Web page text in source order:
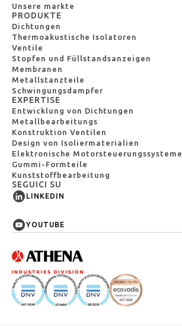
Unsere markte
PRODUKTE
Dichtungen
Thermoakustische Isolatoren
Ventile
Stopfen und Füllstandsanzeigen
Membranen
Metallstanzteile
Schwingungsdampfer
EXPERTISE
Entwicklung von Dichtungen
Metallbearbeitungs
Konstruktion Ventilen
Design von Isoliermaterialien
Elektronische Motorsteuerungssysteme
Gummi-Formteile
Kunststoffbearbeitung
SEGUICI SU
LINKEDIN
YOUTUBE